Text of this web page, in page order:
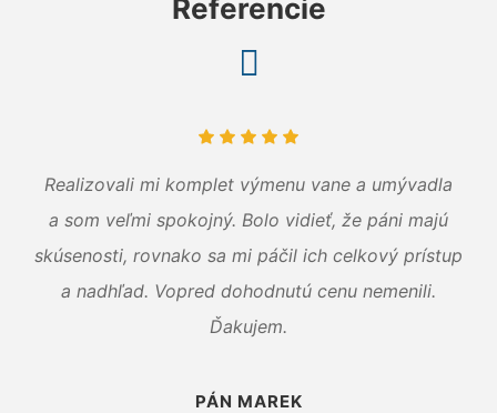
Referencie
Realizovali mi komplet výmenu vane a umývadla
a som veľmi spokojný. Bolo vidieť, že páni majú
skúsenosti, rovnako sa mi páčil ich celkový prístup
a nadhľad. Vopred dohodnutú cenu nemenili.
Ďakujem.
PÁN MAREK